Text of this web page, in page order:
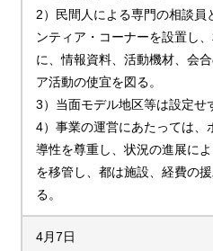
2）民間人による専門の相談員
ンティア・コーナーを設置し
に、情報資料、活動機材、会
ア活動の使宜を図る。
3）当面モデル地区等は設定せ
4）事業の運営にあたっては、
導性を尊重し、状況の進展に
を移管し、都は施設、経費の
る。
4月7日